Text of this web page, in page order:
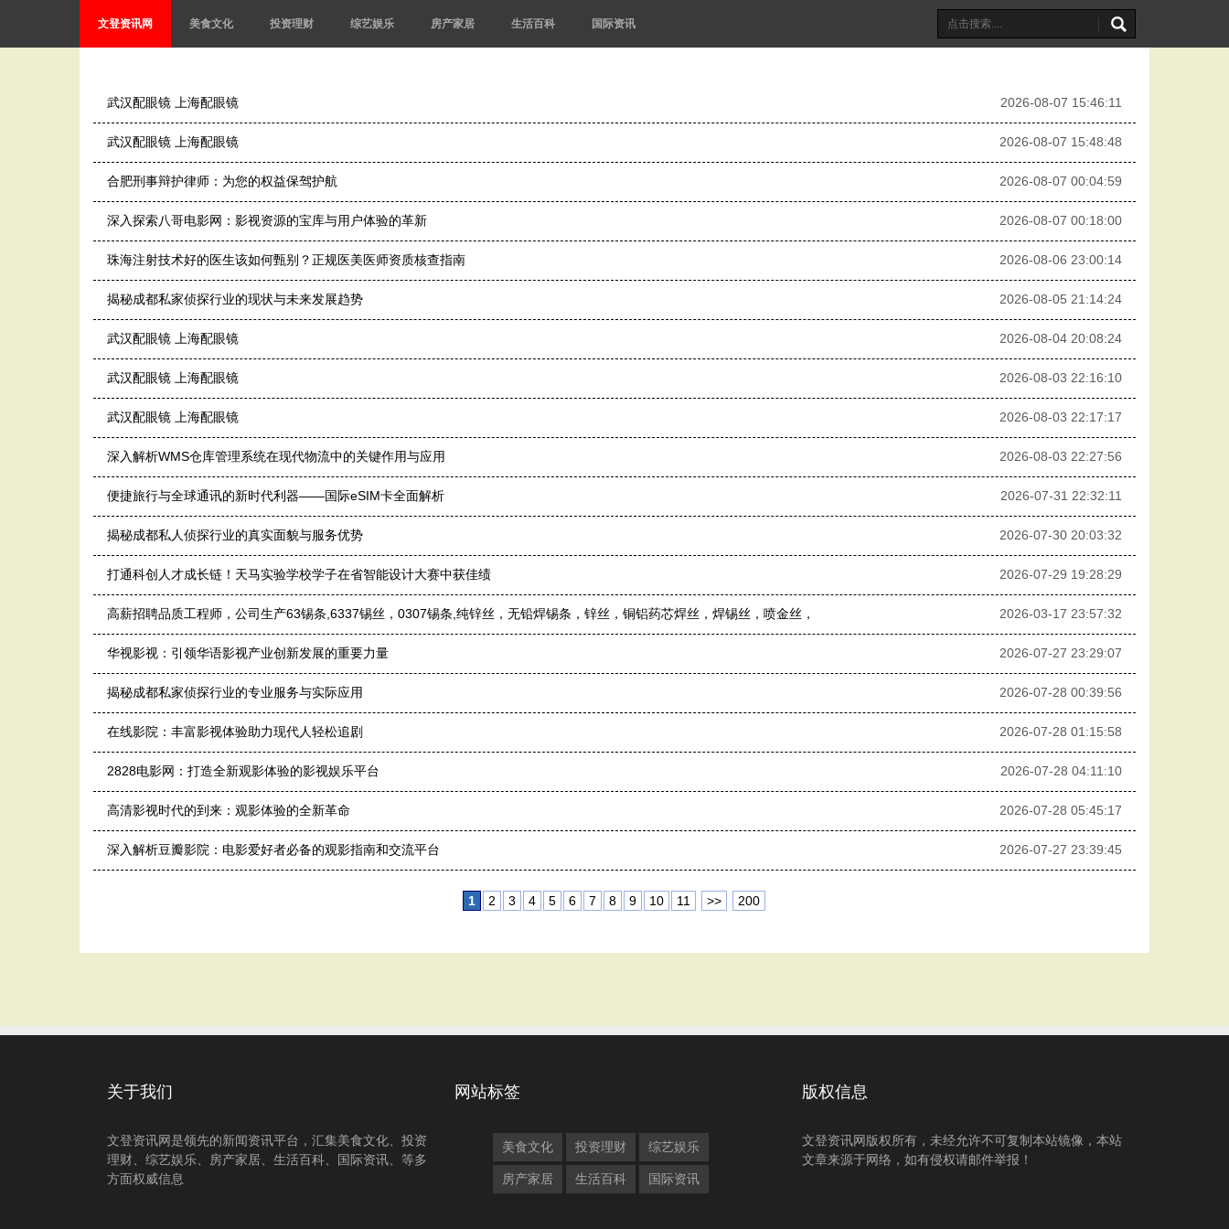
文登资讯网 美食文化 投资理财 综艺娱乐 房产家居 生活百科 国际资讯
武汉配眼镜 上海配眼镜 2026-08-07 15:46:11
武汉配眼镜 上海配眼镜 2026-08-07 15:48:48
合肥刑事辩护律师：为您的权益保驾护航 2026-08-07 00:04:59
深入探索八哥电影网：影视资源的宝库与用户体验的革新 2026-08-07 00:18:00
珠海注射技术好的医生该如何甄别？正规医美医师资质核查指南 2026-08-06 23:00:14
揭秘成都私家侦探行业的现状与未来发展趋势 2026-08-05 21:14:24
武汉配眼镜 上海配眼镜 2026-08-04 20:08:24
武汉配眼镜 上海配眼镜 2026-08-03 22:16:10
武汉配眼镜 上海配眼镜 2026-08-03 22:17:17
深入解析WMS仓库管理系统在现代物流中的关键作用与应用 2026-08-03 22:27:56
便捷旅行与全球通讯的新时代利器——国际eSIM卡全面解析 2026-07-31 22:32:11
揭秘成都私人侦探行业的真实面貌与服务优势 2026-07-30 20:03:32
打通科创人才成长链！天马实验学校学子在省智能设计大赛中获佳绩 2026-07-29 19:28:29
高薪招聘品质工程师，公司生产63锡条,6337锡丝，​0307锡条,纯锌丝，无铅焊锡条，锌丝，铜铝药芯焊丝，焊锡丝，喷金丝， 2026-03-17 23:57:32
华视影视：引领华语影视产业创新发展的重要力量 2026-07-27 23:29:07
揭秘成都私家侦探行业的专业服务与实际应用 2026-07-28 00:39:56
在线影院：丰富影视体验助力现代人轻松追剧 2026-07-28 01:15:58
2828电影网：打造全新观影体验的影视娱乐平台 2026-07-28 04:11:10
高清影视时代的到来：观影体验的全新革命 2026-07-28 05:45:17
深入解析豆瓣影院：电影爱好者必备的观影指南和交流平台 2026-07-27 23:39:45
1 2 3 4 5 6 7 8 9 10 11 >> 200
关于我们
文登资讯网是领先的新闻资讯平台，汇集美食文化、投资
理财、综艺娱乐、房产家居、生活百科、国际资讯、等多
方面权威信息
网站标签
美食文化 投资理财 综艺娱乐
房产家居 生活百科 国际资讯
版权信息
文登资讯网版权所有，未经允许不可复制本站镜像，本站
文章来源于网络，如有侵权请邮件举报！